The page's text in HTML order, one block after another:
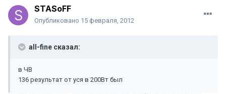
STASoFF
Опубликовано 15 февраля, 2012
all-fine сказал:
в ЧВ
136 результат от уся в 200Вт был